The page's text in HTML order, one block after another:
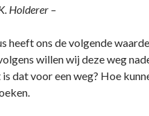
Holderer –
heeft ons de volgende
willen wij deze weg
dat voor een weg? Hoe